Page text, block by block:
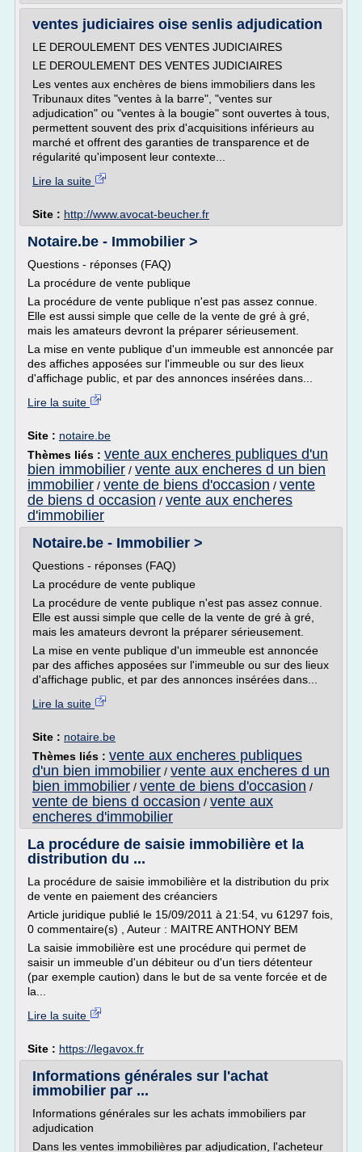
ventes judiciaires oise senlis adjudication
LE DEROULEMENT DES VENTES JUDICIAIRES
LE DEROULEMENT DES VENTES JUDICIAIRES
Les ventes aux enchères de biens immobiliers dans les
Tribunaux dites "ventes à la barre", "ventes sur
adjudication" ou "ventes à la bougie" sont ouvertes à tous,
permettent souvent des prix d'acquisitions inférieurs au
marché et offrent des garanties de transparence et de
régularité qu'imposent leur contexte...
Lire la suite
Site : http://www.avocat-beucher.fr
Notaire.be - Immobilier >
Questions - réponses (FAQ)
La procédure de vente publique
La procédure de vente publique n'est pas assez connue.
Elle est aussi simple que celle de la vente de gré à gré,
mais les amateurs devront la préparer sérieusement.
La mise en vente publique d'un immeuble est annoncée par
des affiches apposées sur l'immeuble ou sur des lieux
d'affichage public, et par des annonces insérées dans...
Lire la suite
Site : notaire.be
Thèmes liés : vente aux encheres publiques d'un
bien immobilier / vente aux encheres d un bien
immobilier / vente de biens d'occasion / vente
de biens d occasion / vente aux encheres
d'immobilier
Notaire.be - Immobilier >
Questions - réponses (FAQ)
La procédure de vente publique
La procédure de vente publique n'est pas assez connue.
Elle est aussi simple que celle de la vente de gré à gré,
mais les amateurs devront la préparer sérieusement.
La mise en vente publique d'un immeuble est annoncée
par des affiches apposées sur l'immeuble ou sur des lieux
d'affichage public, et par des annonces insérées dans...
Lire la suite
Site : notaire.be
Thèmes liés : vente aux encheres publiques
d'un bien immobilier / vente aux encheres d un
bien immobilier / vente de biens d'occasion /
vente de biens d occasion / vente aux
encheres d'immobilier
La procédure de saisie immobilière et la
distribution du ...
La procédure de saisie immobilière et la distribution du prix
de vente en paiement des créanciers
Article juridique publié le 15/09/2011 à 21:54, vu 61297 fois,
0 commentaire(s) , Auteur : MAITRE ANTHONY BEM
La saisie immobilière est une procédure qui permet de
saisir un immeuble d'un débiteur ou d'un tiers détenteur
(par exemple caution) dans le but de sa vente forcée et de
la...
Lire la suite
Site : https://legavox.fr
Informations générales sur l'achat
immobilier par ...
Informations générales sur les achats immobiliers par
adjudication
Dans les ventes immobilières par adjudication, l'acheteur